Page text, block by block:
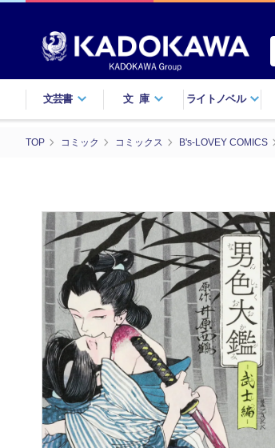
文芸書 文庫 ライトノベル
TOP コミック コミックス B's-LOVEY COMICS